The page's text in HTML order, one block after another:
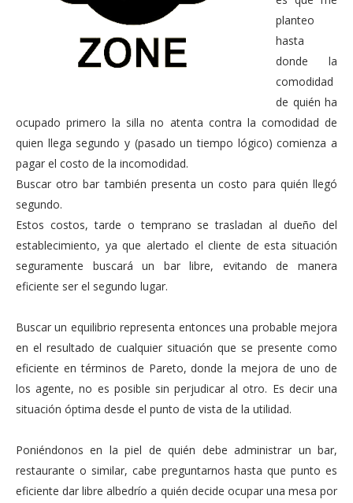
planteo
hasta
donde la
comodidad
de quién ha
ocupado primero la silla no atenta contra la comodidad de
quien llega segundo y (pasado un tiempo lógico) comienza a
pagar el costo de la incomodidad.
Buscar otro bar también presenta un costo para quién llegó
segundo.
Estos costos, tarde o temprano se trasladan al dueño del
establecimiento, ya que alertado el cliente de esta situación
seguramente buscará un bar libre, evitando de manera
eficiente ser el segundo lugar.
Buscar un equilibrio representa entonces una probable mejora
en el resultado de cualquier situación que se presente como
eficiente en términos de Pareto, donde la mejora de uno de
los agente, no es posible sin perjudicar al otro. Es decir una
situación óptima desde el punto de vista de la utilidad.
Poniéndonos en la piel de quién debe administrar un bar,
restaurante o similar, cabe preguntarnos hasta que punto es
eficiente dar libre albedrío a quién decide ocupar una mesa por